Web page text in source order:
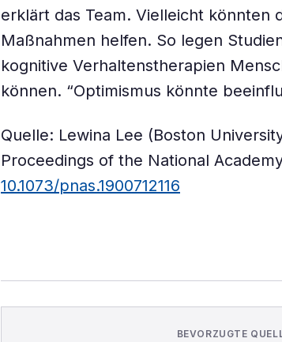
erklärt das Team. Vielleicht könnten
Maßnahmen helfen. So legen
kognitive Verhaltenstherapien
können. “Optimismus könnte
Quelle: Lewina Lee (Boston
Proceedings of the National
10.1073/pnas.1900712116
BEVORZUGTE